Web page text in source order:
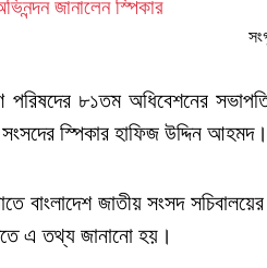
পরিষদের ৮১তম অধিবেশনের
স্পিকার হাফিজ উদ্দিন আহমদ।
বাংলাদেশ জাতীয় সংসদ
এ তথ্য জানানো হয়।